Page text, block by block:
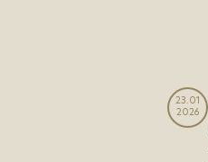
23.01
2026